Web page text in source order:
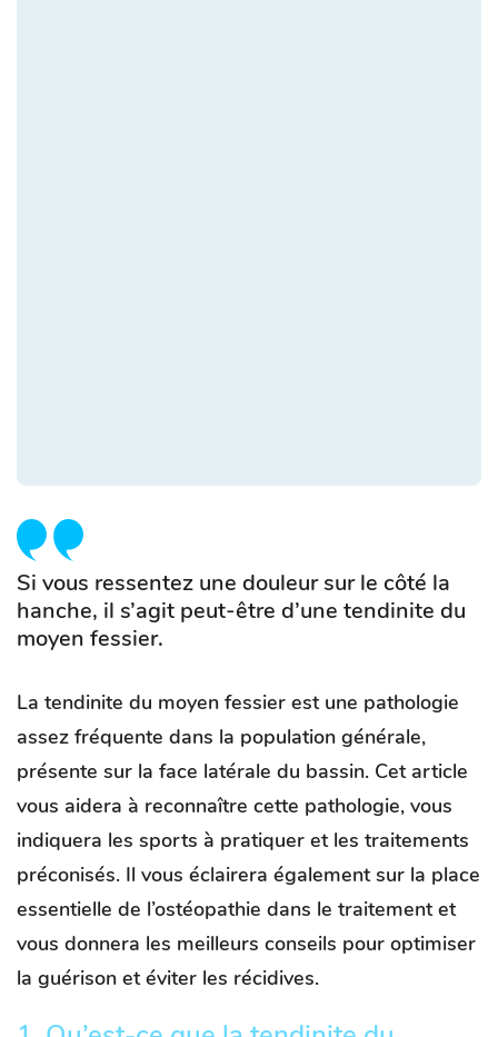
Si vous ressentez une douleur sur le côté la
hanche, il s’agit peut-être d’une tendinite du
moyen fessier.
La tendinite du moyen fessier est une pathologie
assez fréquente dans la population générale,
présente sur la face latérale du bassin. Cet article
vous aidera à reconnaître cette pathologie, vous
indiquera les sports à pratiquer et les traitements
préconisés. Il vous éclairera également sur la place
essentielle de l’ostéopathie dans le traitement et
vous donnera les meilleurs conseils pour optimiser
la guérison et éviter les récidives.